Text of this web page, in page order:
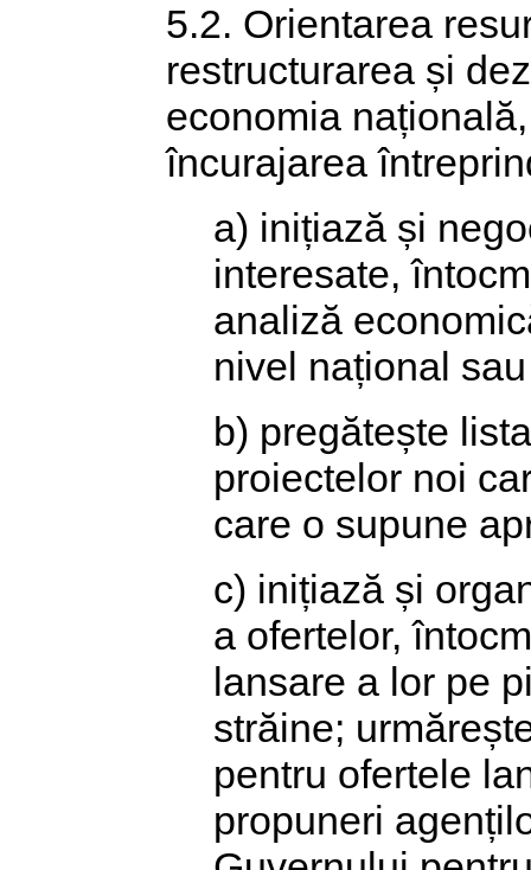
5.2. Orientarea
restructurarea și
economia
încurajarea
a) inițiază și
interesate,
analiză
nivel național
b) pregătește
proiectelor noi
care o supune
c) inițiază și
a ofertelor,
lansare a lor pe
străine;
pentru ofertele
propuneri